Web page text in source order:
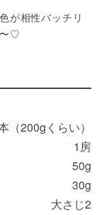
が相性バッチリ
〜♡
（200gくらい）
1房
50g
30g
大さじ2